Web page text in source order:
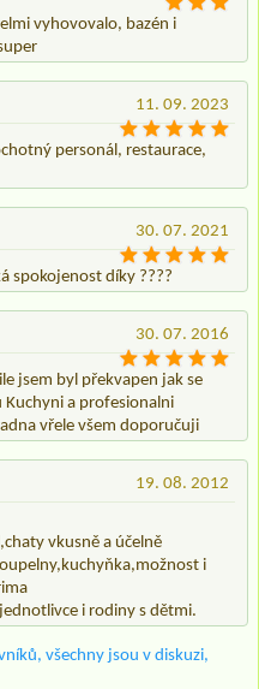
vyhovovalo, bazén i
11. 09. 2023
personál, restaurace,
30. 07. 2021
spokojenost díky ????
30. 07. 2016
jsem byl překvapen jak se
a profesionalni
vřele všem doporučuji
19. 08. 2012
vkusně a účelně
i
i rodiny s dětmi.
všechny jsou v diskuzi,